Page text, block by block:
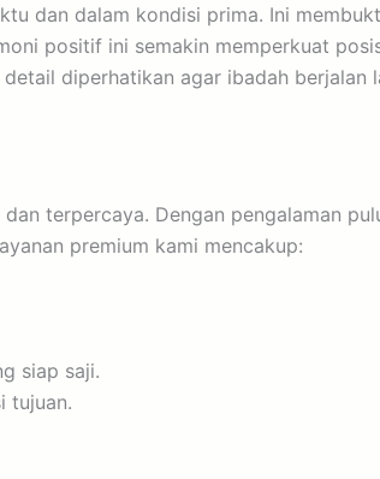
dan dalam kondisi prima. Ini
positif ini semakin memperkuat
diperhatikan agar ibadah berjalan
terpercaya. Dengan pengalaman
premium kami mencakup:
siap saji.
tujuan.